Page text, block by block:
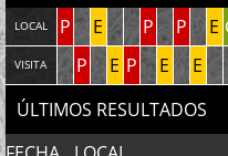
LOCAL P E P P E
VISITA P E P E E
ÚLTIMOS RESULTADOS